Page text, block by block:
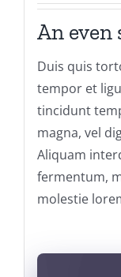
An even
Duis quis
tempor et
tincidunt
magna, vel
Aliquam
fermentum,
molestie